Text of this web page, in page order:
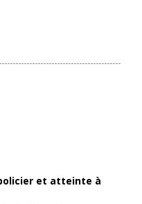
et atteinte à